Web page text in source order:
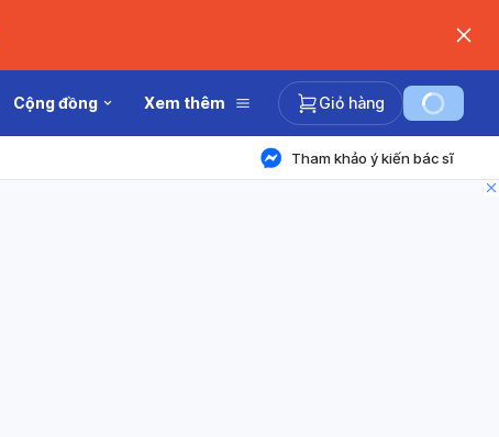
Cộng đồng Xem thêm Giỏ hàng
Tham khảo ý kiến bác sĩ